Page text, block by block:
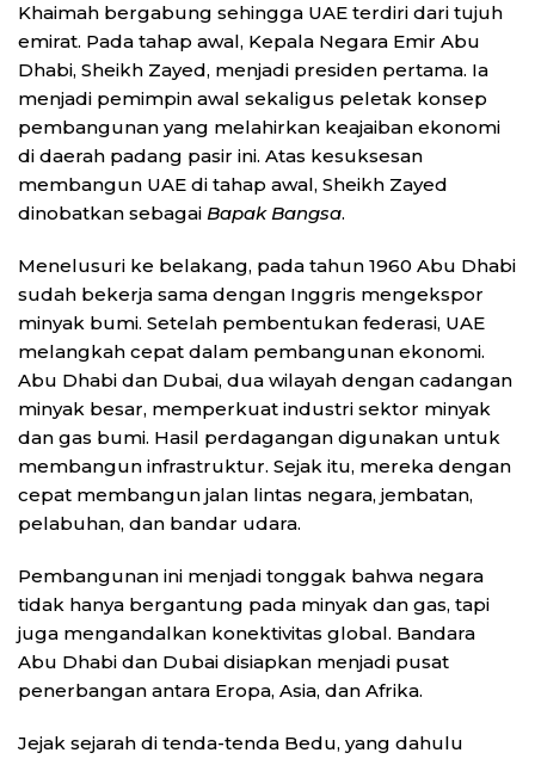
Khaimah bergabung sehingga UAE terdiri dari tujuh
emirat. Pada tahap awal, Kepala Negara Emir Abu
Dhabi, Sheikh Zayed, menjadi presiden pertama. Ia
menjadi pemimpin awal sekaligus peletak konsep
pembangunan yang melahirkan keajaiban ekonomi
di daerah padang pasir ini. Atas kesuksesan
membangun UAE di tahap awal, Sheikh Zayed
dinobatkan sebagai Bapak Bangsa.
Menelusuri ke belakang, pada tahun 1960 Abu Dhabi
sudah bekerja sama dengan Inggris mengekspor
minyak bumi. Setelah pembentukan federasi, UAE
melangkah cepat dalam pembangunan ekonomi.
Abu Dhabi dan Dubai, dua wilayah dengan cadangan
minyak besar, memperkuat industri sektor minyak
dan gas bumi. Hasil perdagangan digunakan untuk
membangun infrastruktur. Sejak itu, mereka dengan
cepat membangun jalan lintas negara, jembatan,
pelabuhan, dan bandar udara.
Pembangunan ini menjadi tonggak bahwa negara
tidak hanya bergantung pada minyak dan gas, tapi
juga mengandalkan konektivitas global. Bandara
Abu Dhabi dan Dubai disiapkan menjadi pusat
penerbangan antara Eropa, Asia, dan Afrika.
Jejak sejarah di tenda-tenda Bedu, yang dahulu